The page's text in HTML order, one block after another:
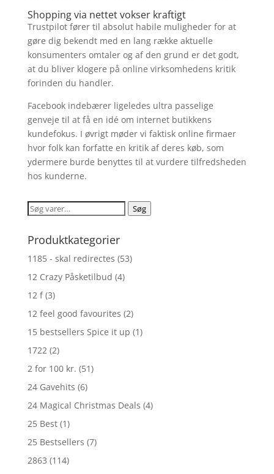
Shopping via nettet vokser kraftigt
Trustpilot fører til absolut habile muligheder for at
gøre dig bekendt med en lang række aktuelle
konsumenters omtaler og af den grund er det godt,
at du bliver klogere på online virksomhedens kritik
forinden du handler.
Facebook indebærer ligeledes ultra passelige
genveje til at få en idé om internet butikkens
kundefokus. I øvrigt møder vi faktisk online firmaer
hvor folk kan forfatte en kritik af deres køb, som
ydermere burde benyttes til at vurdere tilfredsheden
hos kunderne.
Søg
Søg
Produktkategorier
1185 - skal redirectes (53)
12 Crazy Påsketilbud (4)
12 f (3)
12 feel good favourites (2)
15 bestsellers Spice it up (1)
1722 (2)
2 for 100 kr. (51)
24 Gavehits (6)
24 Magical Christmas Deals (4)
25 Best (1)
25 Bestsellers (7)
2863 (114)